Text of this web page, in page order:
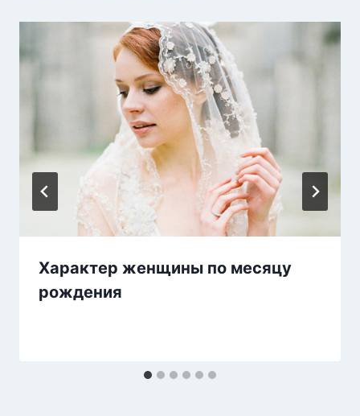
Характер женщины по месяцу
рождения